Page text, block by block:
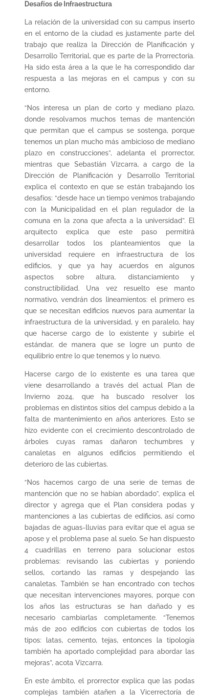
Desafíos de Infraestructura
La relación de la universidad con su campus inserto
en el entorno de la ciudad es justamente parte del
trabajo que realiza la Dirección de Planificación y
Desarrollo Territorial, que es parte de la Prorrectoría.
Ha sido esta área a la que le ha correspondido dar
respuesta a las mejoras en el campus y con su
entorno.
“Nos interesa un plan de corto y mediano plazo,
donde resolvamos muchos temas de mantención
que permitan que el campus se sostenga, porque
tenemos un plan mucho más ambicioso de mediano
plazo en construcciones”, adelanta el prorrector,
mientras que Sebastián Vizcarra, a cargo de la
Dirección de Planificación y Desarrollo Territorial
explica el contexto en que se están trabajando los
desafíos: “desde hace un tiempo venimos trabajando
con la Municipalidad en el plan regulador de la
comuna en la zona que afecta a la universidad”. El
arquitecto explica que este paso permitirá
desarrollar todos los planteamientos que la
universidad requiere en infraestructura de los
edificios, y que ya hay acuerdos en algunos
aspectos sobre altura, distanciamiento y
constructibilidad. Una vez resuelto ese manto
normativo, vendrán dos lineamientos: el primero es
que se necesitan edificios nuevos para aumentar la
infraestructura de la universidad, y en paralelo, hay
que hacerse cargo de lo existente y subirle el
estándar, de manera que se logre un punto de
equilibrio entre lo que tenemos y lo nuevo.
Hacerse cargo de lo existente es una tarea que
viene desarrollando a través del actual Plan de
Invierno 2024, que ha buscado resolver los
problemas en distintos sitios del campus debido a la
falta de mantenimiento en años anteriores. Esto se
hizo evidente con el crecimiento descontrolado de
árboles cuyas ramas dañaron techumbres y
canaletas en algunos edificios permitiendo el
deterioro de las cubiertas.
“Nos hacemos cargo de una serie de temas de
mantención que no se habían abordado”, explica el
director y agrega que el Plan considera podas y
mantenciones a las cubiertas de edificios, así como
bajadas de aguas-lluvias para evitar que el agua se
apose y el problema pase al suelo. Se han dispuesto
4 cuadrillas en terreno para solucionar estos
problemas: revisando las cubiertas y poniendo
sellos, cortando las ramas y despejando las
canaletas. También se han encontrado con techos
que necesitan intervenciones mayores, porque con
los años las estructuras se han dañado y es
necesario cambiarlas completamente. “Tenemos
más de 200 edificios con cubiertas de todos los
tipos: latas, cemento, tejas, entonces la tipología
también ha aportado complejidad para abordar las
mejoras”, acota Vizcarra.
En este ámbito, el prorrector explica que las podas
complejas también atañen a la Vicerrectoría de